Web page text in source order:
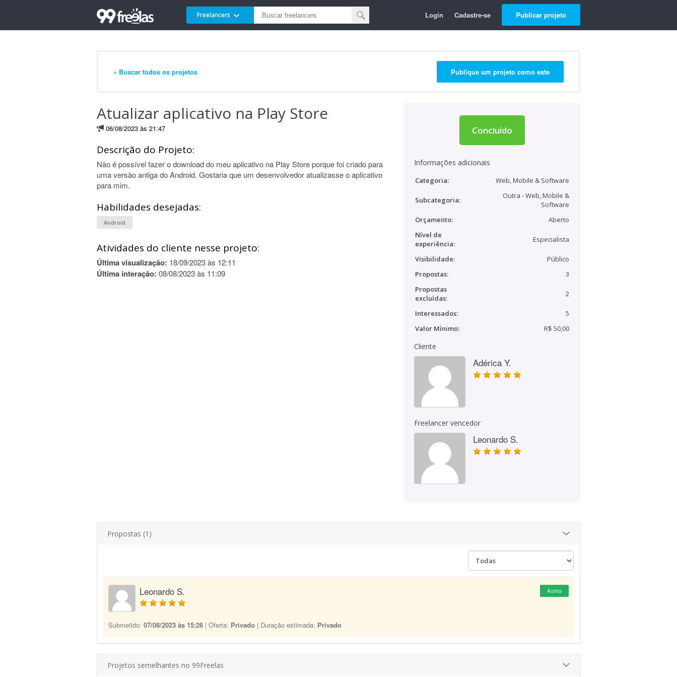
Freelancers Login Cadastre-se Publicar projeto
« Buscar todos os projetos Publique um projeto como este
Atualizar aplicativo na Play Store
06/08/2023 às 21:47
Descrição do Projeto:
Não é possível fazer o download do meu aplicativo na Play Store porque foi criado para
uma versão antiga do Android. Gostaria que um desenvolvedor atualizasse o aplicativo
para mim.
Habilidades desejadas:
Android
Atividades do cliente nesse projeto:
Última visualização: 18/09/2023 às 12:11
Última interação: 08/08/2023 às 11:09
Concluído
Informações adicionais
Categoria: Web, Mobile & Software
Subcategoria:
Outra - Web, Mobile &
Software
Orçamento:
Aberto
Nível de
experiência:
Especialista
Visibilidade:
Público
Propostas:
3
Propostas
excluídas:
2
Interessados:
5
Valor Mínimo:
R$ 50,00
Cliente
Adérica Y.
Freelancer vencedor
Leonardo S.
Propostas (1)
Leonardo S. Aceita
Submetido: 07/08/2023 às 15:26 | Oferta: Privado | Duração estimada: Privado
Projetos semelhantes no 99Freelas